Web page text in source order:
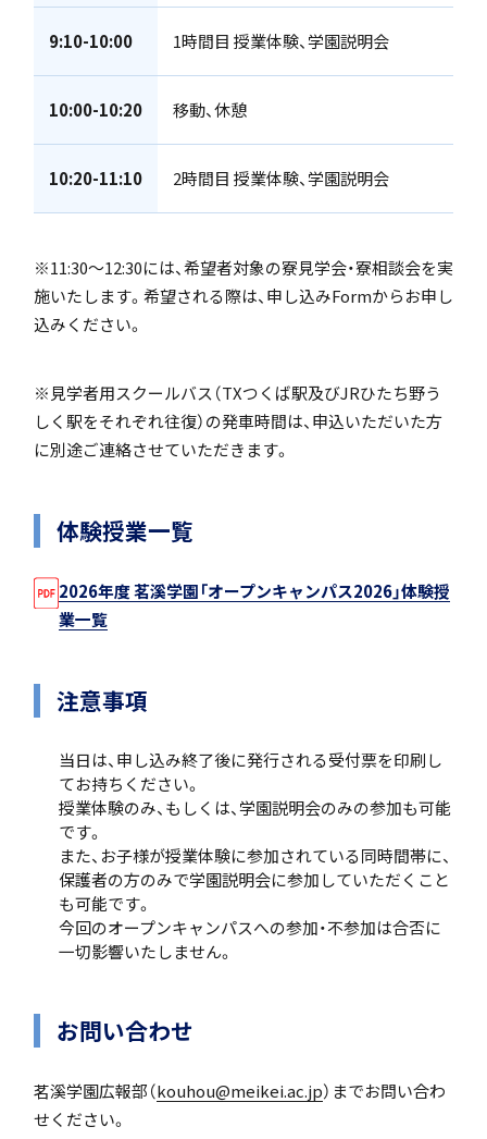
9:10-10:00 1時間目 授業体験、学園説明会
10:00-10:20 移動、休憩
10:20-11:10 2時間目 授業体験、学園説明会
※11:30～12:30には、希望者対象の寮見学会・寮相談会を実
施いたします。希望される際は、申し込みFormからお申し
込みください。
※見学者用スクールバス（TXつくば駅及びJRひたち野う
しく駅をそれぞれ往復）の発車時間は、申込いただいた方
に別途ご連絡させていただきます。
体験授業一覧
2026年度 茗溪学園「オープンキャンパス2026」体験授
業一覧
注意事項
当日は、申し込み終了後に発行される受付票を印刷し
てお持ちください。
授業体験のみ、もしくは、学園説明会のみの参加も可能
です。
また、お子様が授業体験に参加されている同時間帯に、
保護者の方のみで学園説明会に参加していただくこと
も可能です。
今回のオープンキャンパスへの参加・不参加は合否に
一切影響いたしません。
お問い合わせ
茗溪学園広報部（kouhou@meikei.ac.jp）までお問い合わ
せください。
希望制海外研修制度
帰国生支援
入試案内
中学入試情報
高校入試情報
進路情報